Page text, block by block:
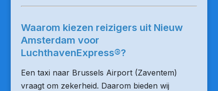
Waarom kiezen reizigers uit Nieuw
Amsterdam voor
LuchthavenExpress®?
Een taxi naar Brussels Airport (Zaventem)
vraagt om zekerheid. Daarom bieden wij